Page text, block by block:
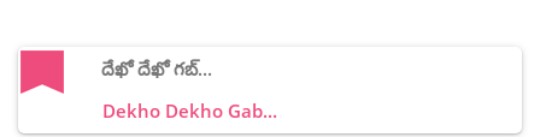
దేఖో దేఖో గబ్...
Dekho Dekho Gab...